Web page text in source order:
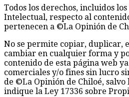
Todos los derechos, incluidos
Intelectual, respecto al
pertenecen a ©La Opinión de
No se permite copiar, duplicar,
cambiar en cualquier forma y
contenido de esta página web
comerciales y/o fines sin lucro
de ©La Opinión de Chiloé, salvo
indique la Ley 17336 sobre